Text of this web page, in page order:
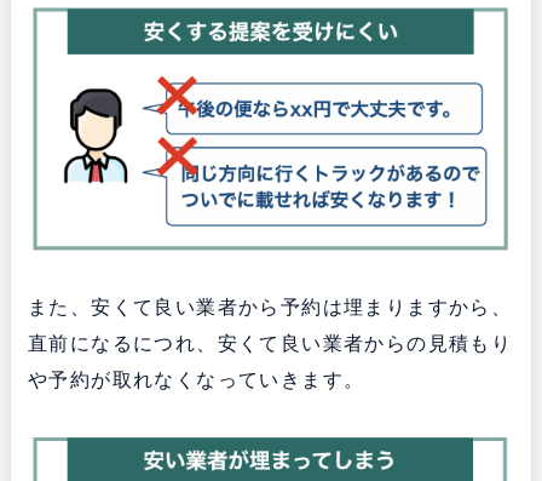
また、安くて良い業者から予約は埋まりますから、
直前になるにつれ、安くて良い業者からの見積もり
や予約が取れなくなっていきます。